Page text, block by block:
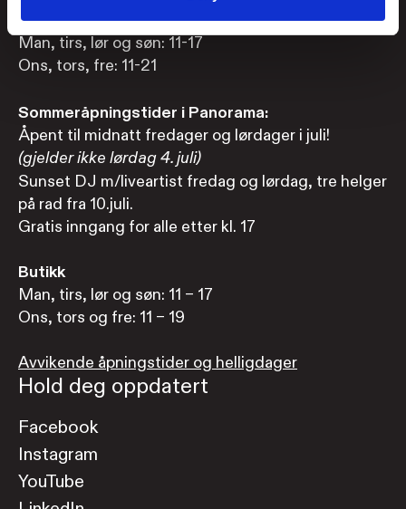
Panorama, 9. etasje
Man, tirs, lør og søn: 11-17
Ons, tors, fre: 11-21
Sommeråpningstider i Panorama:
Åpent til midnatt fredager og lørdager i juli!
(gjelder ikke lørdag 4. juli)
Sunset DJ m/liveartist fredag og lørdag, tre helger
på rad fra 10.juli.
Gratis inngang for alle etter kl. 17
Butikk
Man, tirs, lør og søn: 11 – 17
Ons, tors og fre: 11 – 19
Avvikende åpningstider og helligdager
Hold deg oppdatert
Facebook
Instagram
YouTube